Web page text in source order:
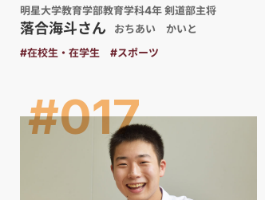
明星大学教育学部教育学科4年 剣道部主将
落合海斗さん おちあい かいと
#在校生・在学生 #スポーツ
#017